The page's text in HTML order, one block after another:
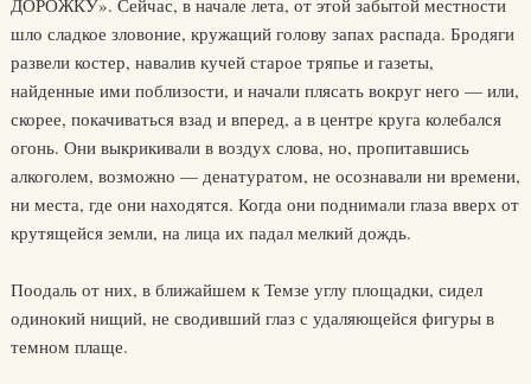
ДОРОЖКУ». Сейчас, в начале лета, от этой забытой местности
шло сладкое зловоние, кружащий голову запах распада. Бродяги
развели костер, навалив кучей старое тряпье и газеты,
найденные ими поблизости, и начали плясать вокруг него — или,
скорее, покачиваться взад и вперед, а в центре круга колебался
огонь. Они выкрикивали в воздух слова, но, пропитавшись
алкоголем, возможно — денатуратом, не осознавали ни времени,
ни места, где они находятся. Когда они поднимали глаза вверх от
крутящейся земли, на лица их падал мелкий дождь.
Поодаль от них, в ближайшем к Темзе углу площадки, сидел
одинокий нищий, не сводивший глаз с удаляющейся фигуры в
темном плаще.